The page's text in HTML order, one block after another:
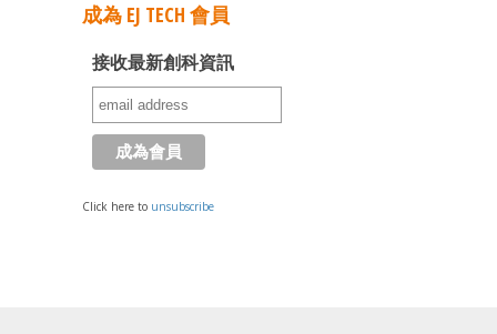
成為 EJ TECH 會員
接收最新創科資訊
Click here to unsubscribe